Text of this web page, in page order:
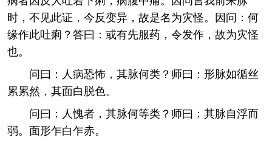
时，不见此证，今反变异，故是名为灾怪。因问：何
缘作此吐痢？答曰：或有先服药，令发作，故为灾怪
也。
问曰：人病恐怖，其脉何类？师曰：形脉如循丝
累累然，其面白脱色。
问曰：人愧者，其脉何等类？师曰：其脉自浮而
弱。面形乍白乍赤。